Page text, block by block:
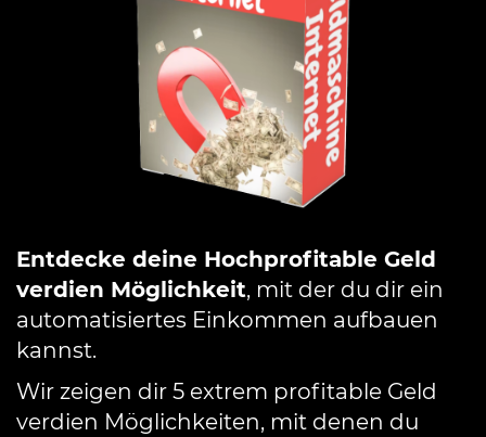
Entdecke deine Hochprofitable Geld
verdien Möglichkeit, mit der du dir ein
automatisiertes Einkommen aufbauen
kannst.
Wir zeigen dir 5 extrem profitable Geld
verdien Möglichkeiten, mit denen du